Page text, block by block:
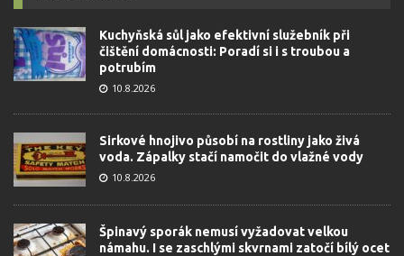
Kuchyňská sůl jako efektivní služebník při
čištění domácnosti: Poradí si i s troubou a
potrubím
10.8.2026
Sirkové hnojivo působí na rostliny jako živá
voda. Zápalky stačí namočit do vlažné vody
10.8.2026
Špinavý sporák nemusí vyžadovat velkou
námahu. I se zaschlými skvrnami zatočí bílý ocet